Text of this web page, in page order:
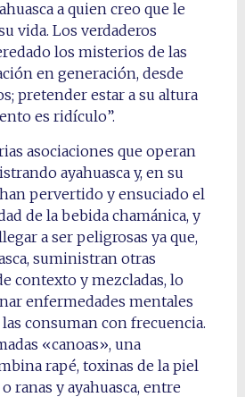
a quien creo que le
vida. Los verdaderos
los misterios de las
en generación, desde
pretender estar a su altura
es ridículo”.
asociaciones que operan
ayahuasca y, en su
pervertido y ensuciado el
de la bebida chamánica, y
a ser peligrosas ya que,
suministran otras
contexto y mezcladas, lo
enfermedades mentales
consuman con frecuencia.
«canoas», una
rapé, toxinas de la piel
ranas y ayahuasca, entre